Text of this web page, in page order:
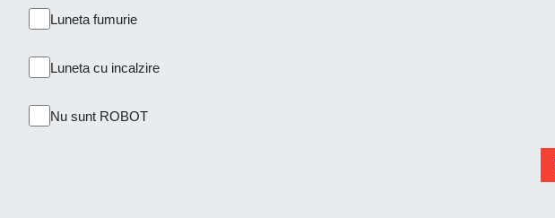
Luneta fumurie
Luneta cu incalzire
Nu sunt ROBOT